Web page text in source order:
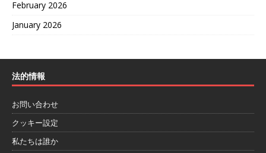
February 2026
January 2026
法的情報
お問い合わせ
クッキー設定
私たちは誰か